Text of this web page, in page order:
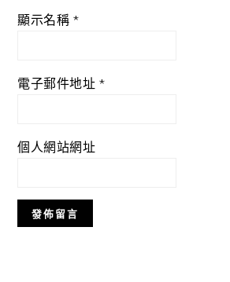
顯示名稱 *
電子郵件地址 *
個人網站網址